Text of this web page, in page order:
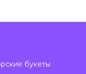
букеты